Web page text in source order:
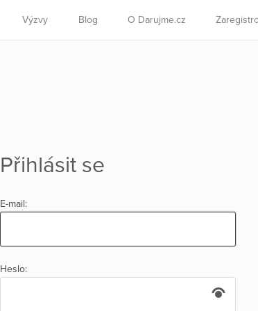
Výzvy Blog O Darujme.cz
Přihlásit se
E-mail:
Heslo: